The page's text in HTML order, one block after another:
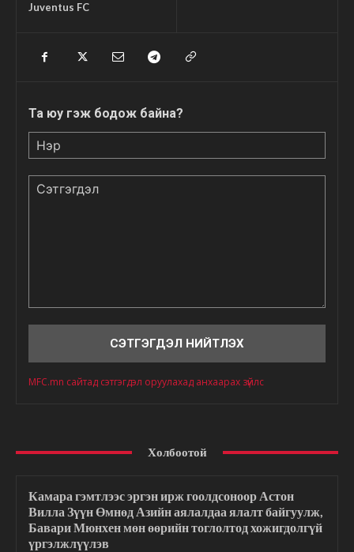
Juventus FC
Та юу гэж бодож байна?
MFC.mn сайтад сэтгэгдэл оруулахад анхаарах зүйлс
Холбоотой
Камара гэмтлээс эргэн ирж гоолдсоноор Астон
Вилла Зүүн Өмнөд Азийн аялалдаа ялалт байгуулж,
Бавари Мюнхен мөн өөрийн тоглолтод хожигдолгүй
үргэлжлүүлэв